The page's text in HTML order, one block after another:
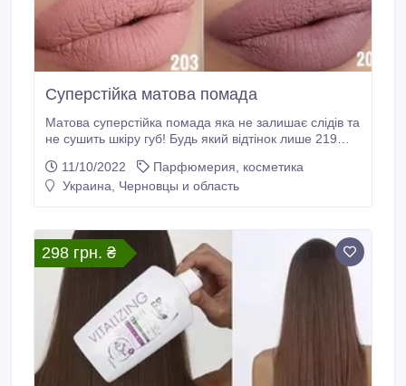
Суперстійка матова помада
Матова суперстійка помада яка не залишає слідів та
не сушить шкіру губ! Будь який відтінок лише 219
та отримайте доступ в закритий чат з косметикою,
парфумерією та продукцією для дому. Великий
11/10/2022
Парфюмерия, косметика
Украина, Черновцы и область
298 грн. ₴